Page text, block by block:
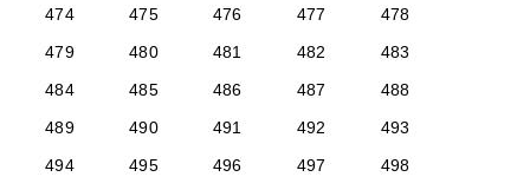
474
475 476 477
478
479
480 481 482
483
484
485 486 487
488
489
490 491 492
493
494
495 496 497
498